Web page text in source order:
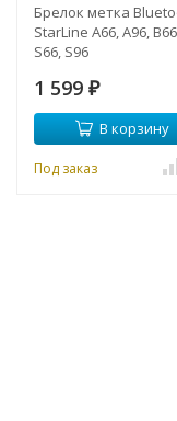
Брелок метка
StarLine A66, A96,
S66, S96
1 599 ₽
В корзину
Под заказ